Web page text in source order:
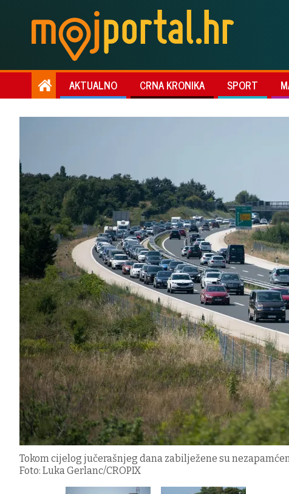
AKTUALNO CRNA KRONIKA SPORT
Tokom cijelog jučerašnjeg dana zabilježene su
Foto: Luka Gerlanc/CROPIX